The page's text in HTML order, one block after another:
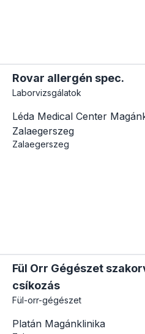
Rovar allergén spec.
Laborvizsgálatok
Léda Medical Center
Zalaegerszeg
Zalaegerszeg
Fül Orr Gégészet
csíkozás
Fül-orr-gégészet
Platán Magánklinika